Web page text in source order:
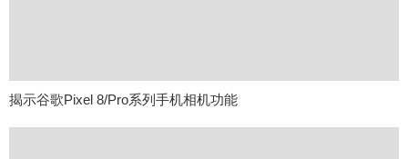
揭示谷歌Pixel 8/Pro系列手机相机功能